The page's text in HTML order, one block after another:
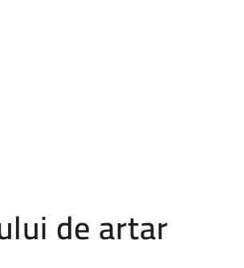
de artar